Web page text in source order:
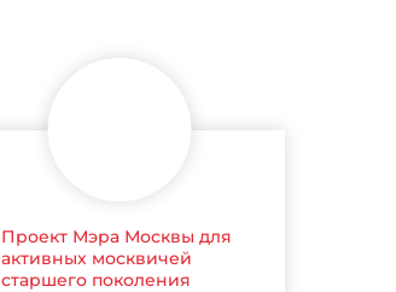
Проект Мэра Москвы для
активных москвичей
старшего поколения